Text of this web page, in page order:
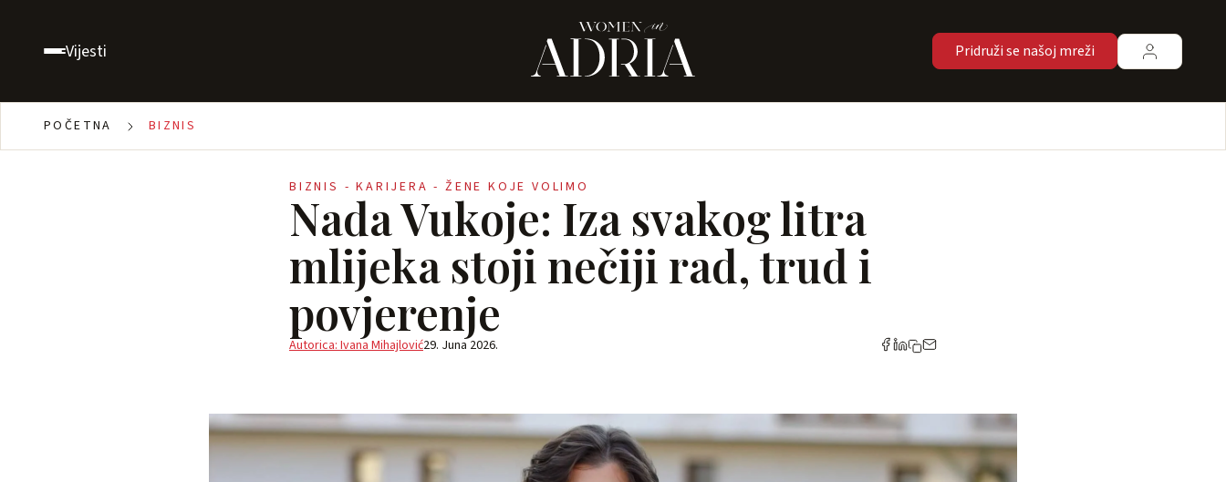
Vijesti Pridruži se našoj mreži
POČETNA BIZNIS
BIZNIS - KARIJERA - ŽENE KOJE VOLIMO
Nada Vukoje: Iza svakog litra
mlijeka stoji nečiji rad, trud i
povjerenje
Autorica: Ivana Mihajlović29. Juna 2026.